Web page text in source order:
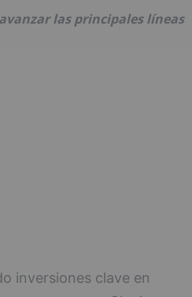
las principales líneas
inversiones clave en